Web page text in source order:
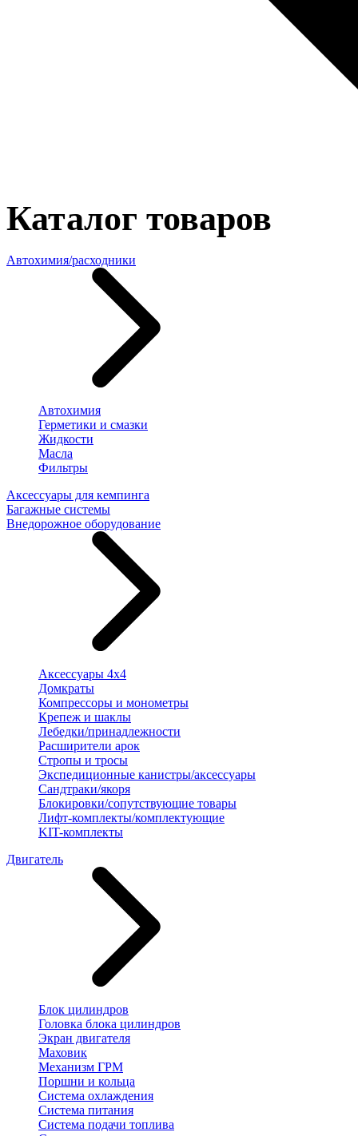
Каталог товаров
Автохимия/расходники
Автохимия
Герметики и смазки
Жидкости
Масла
Фильтры
Аксессуары для кемпинга
Багажные системы
Внедорожное оборудование
Аксессуары 4х4
Домкраты
Компрессоры и монометры
Крепеж и шаклы
Лебедки/принадлежности
Расширители арок
Стропы и тросы
Экспедиционные канистры/аксессуары
Сандтраки/якоря
Блокировки/сопутствующие товары
Лифт-комплекты/комплектующие
KIT-комплекты
Двигатель
Блок цилиндров
Головка блока цилиндров
Экран двигателя
Маховик
Механизм ГРМ
Поршни и кольца
Система охлаждения
Система питания
Система подачи топлива